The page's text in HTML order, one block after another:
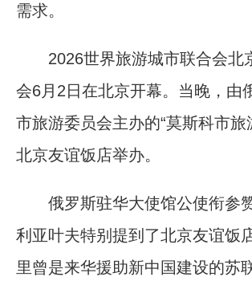
需求。
2026世界旅游城市联合会北
会6月2日在北京开幕。当晚，由
市旅游委员会主办的“莫斯科市旅
北京友谊饭店举办。
俄罗斯驻华大使馆公使衔参
利亚叶夫特别提到了北京友谊饭
里曾是来华援助新中国建设的苏